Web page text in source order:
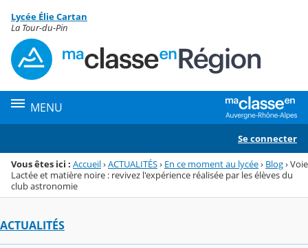
Menu de la rubrique
Contenu
Lycée Élie Cartan
La Tour-du-Pin
MENU
Se connecter
Vous êtes ici : Accueil›ACTUALITÉS› En ce moment au lycée› Blog›Voie
Lactée et matière noire : revivez l'expérience réalisée par les élèves du
club astronomie
ACTUALITÉS